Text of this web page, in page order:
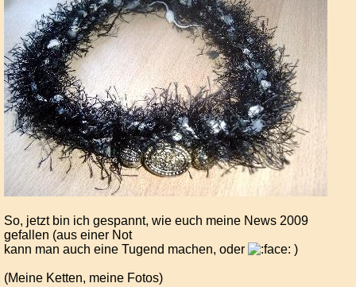
So, jetzt bin ich gespannt, wie euch meine News 2009
gefallen (aus einer Not
kann man auch eine Tugend machen, oder
)
(Meine Ketten, meine Fotos)